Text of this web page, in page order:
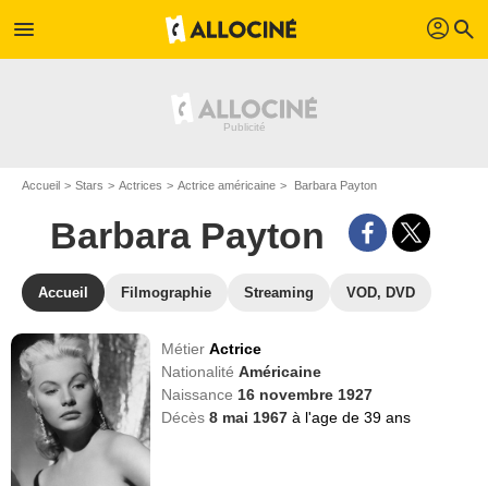
menu profil search
Accueil Stars Actrices Actrice américaine Barbara Payton
Barbara Payton
Accueil Filmographie Streaming VOD, DVD
MétierActrice
NationalitéAméricaine
Naissance 16 novembre 1927
Décès8 mai 1967à l'age de 39 ans